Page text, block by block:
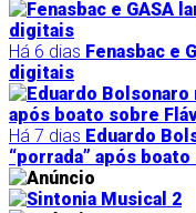
Há 6 dias Fenasbac e
digitais
Há 7 dias Eduardo
“porrada” após